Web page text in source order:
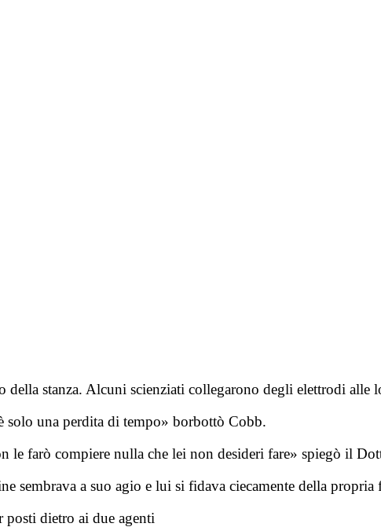
della stanza. Alcuni scienziati collegarono degli elettrodi alle
solo una perdita di tempo» borbottò Cobb.
le farò compiere nulla che lei non desideri fare» spiegò il
sembrava a suo agio e lui si fidava ciecamente della propria
dietro ai due agenti